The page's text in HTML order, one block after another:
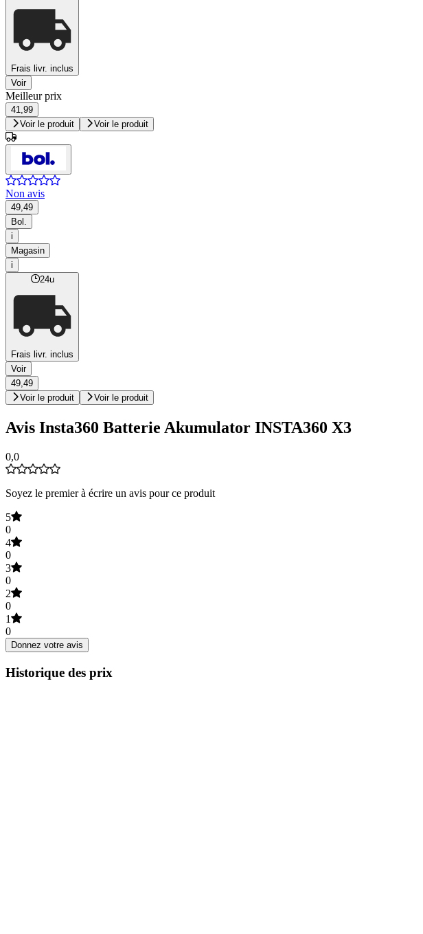
Frais livr. inclus
Voir
Meilleur prix
41,99
Voir le produit
Voir le produit
Non avis
49,49
Bol.
i
Magasin
i
24u
Frais livr. inclus
Voir
49,49
Voir le produit
Voir le produit
Avis Insta360 Batterie Akumulator INSTA360 X3
0,0
Soyez le premier à écrire un avis pour ce produit
5
0
4
0
3
0
2
0
1
0
Donnez votre avis
Historique des prix